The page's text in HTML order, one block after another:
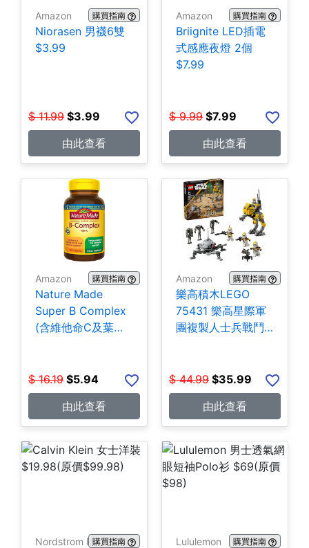
Amazon 購買指南
Niorasen 男襪6雙
$3.99
$ 11.99 $3.99
由此查看
Amazon 購買指南
Briignite LED插電
式感應夜燈 2個
$7.99
$ 9.99 $7.99
由此查看
Amazon 購買指南
Nature Made
Super B Complex
(含維他命C及葉酸)
$ 16.19 $5.94
由此查看
Amazon 購買指南
樂高積木LEGO
75431 樂高星際軍
團複製人士兵戰鬥
$ 44.99 $35.99
由此查看
Nordstrom Rack購買指南 Lululemon 購買指南